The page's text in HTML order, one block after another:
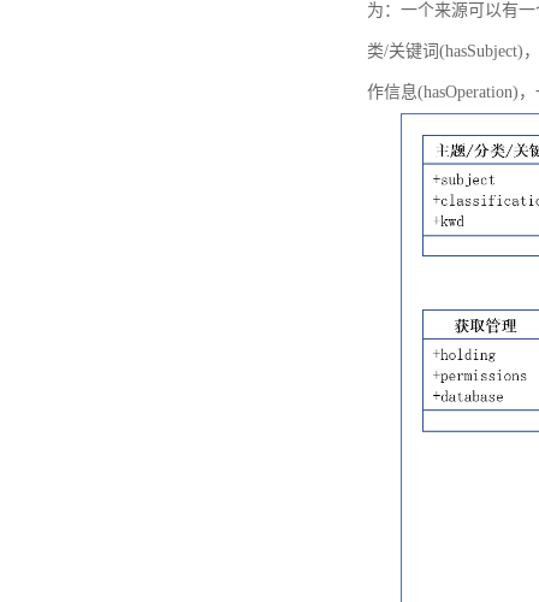
为：一个来源可以有
类/关键词(hasSubject)
作信息(hasOperation)